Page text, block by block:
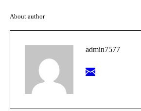
About author
admin7577